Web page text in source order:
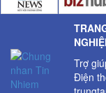
Trợ
Điện